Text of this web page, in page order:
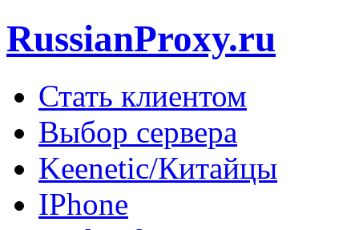
RussianProxy.ru
Стать клиентом
Выбор сервера
Keenetic/Китайцы
IPhone